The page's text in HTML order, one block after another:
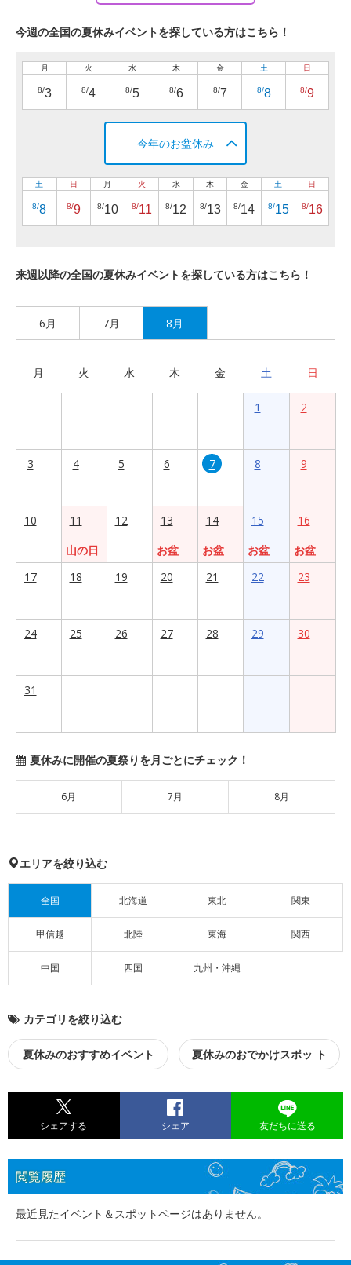
今週の全国の夏休みイベントを探している方はこちら！
月
8/3
火
8/4
水
8/5
木
8/6
金
8/7
土
8/8
日
8/9
今年のお盆休み
土
8/8
日
8/9
月
8/10
火
8/11
水
8/12
木
8/13
金
8/14
土
8/15
日
8/16
来週以降の全国の夏休みイベントを探している方はこちら！
6月 7月 8月
月 火 水 木 金 土 日
1 2
3 4 5 6 7 8 9
10
11
山の日
12
13
お盆
14
お盆
15
お盆
16
お盆
17
18 19 20 21 22 23
24 25 26 27 28 29 30
31
夏休みに開催の夏祭りを月ごとにチェック！
6月 7月 8月
エリアを絞り込む
全国 北海道 東北 関東
甲信越 北陸 東海 関西
中国 四国 九州・沖縄
カテゴリを絞り込む
夏休みのおすすめイベント 夏休みのおでかけスポッ ト
シェアする シェア 友だちに送る
閲覧履歴
最近見たイベント＆スポットページはありません。